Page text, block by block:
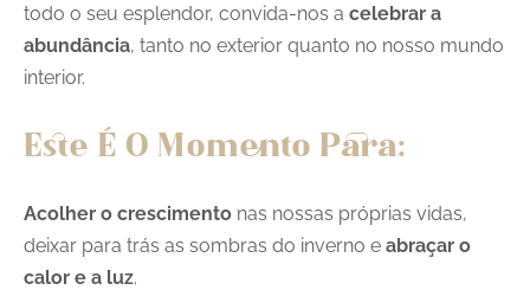
todo o seu esplendor, convida-nos a celebrar a
abundância, tanto no exterior quanto no nosso mundo
interior.
Este É O Momento Para:
Acolher o crescimento nas nossas próprias vidas,
deixar para trás as sombras do inverno e abraçar o
calor e a luz.